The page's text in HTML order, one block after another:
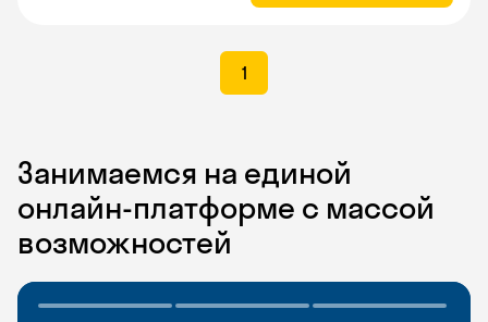
1
Занимаемся на единой
онлайн-платформе с массой
возможностей